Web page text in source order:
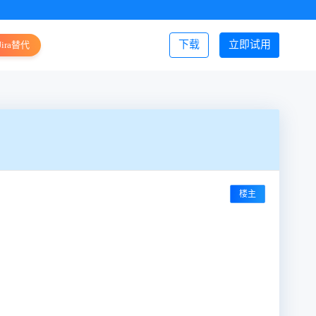
立即试用
下载
替代 登录/注册
楼主